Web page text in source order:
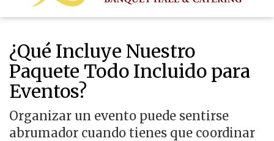
¿Qué Incluye Nuestro
Paquete Todo Incluido para
Eventos?
Organizar un evento puede sentirse
abrumador cuando tienes que coordinar